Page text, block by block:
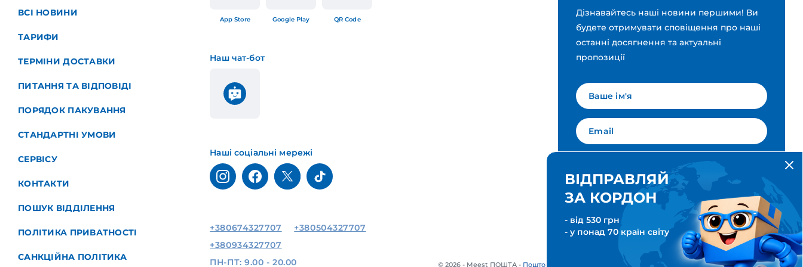
ВСІ НОВИНИ
ТАРИФИ
ТЕРМІНИ ДОСТАВКИ
ПИТАННЯ ТА ВІДПОВІДІ
ПОРЯДОК ПАКУВАННЯ
СТАНДАРТНІ УМОВИ
СЕРВІСУ
КОНТАКТИ
ПОШУК ВІДДІЛЕННЯ
ПОЛІТИКА ПРИВАТНОСТІ
САНКЦІЙНА ПОЛІТИКА
App Store Google Play QR Code
Наш чат-бот
Наші соціальні мережі
+380674327707
+380504327707
+380934327707
ПН-ПТ: 9.00 - 20.00
Дізнавайтесь наші новини першими! Ви
будете отримувати сповіщення про наші
останні досягнення та актуальні
пропозиції
Мова для вашої розсилки Українська
ПІДПИСАТИСЯ
© 2026 - Meest ПОШТА - Поштові & Транспортні послуги. Всі права захищені. Meest ПОШТА®
ВІДПРАВЛЯЙ
ЗА КОРДОН
- від 530 грн
- у понад 70 країн світу